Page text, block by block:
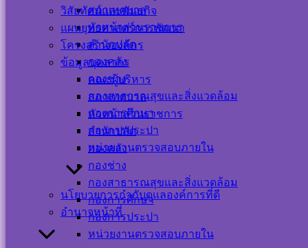
สภาเทศบาล
หัวหน้าส่วนราชการ
สำนักปลัด
กองคลัง
กองช่าง
กองสาธารณสุขและสิ่งแวดล้อม
กองการศึกษา
กองการประปา
หน่วยงานตรวจสอบภายใน
นโยบายการกำกับดูแลองค์การที่ดี
อำนาจหน้าที่
วิสัยทัศน์และพันธกิจ
แผนยุทธศาสตร์การพัฒนา
โครงสร้างองค์กร
ข้อมูลบุคลากร
คณะผู้บริหาร
สภาเทศบาล
หัวหน้าส่วนราชการ
สำนักปลัด
กองคลัง
กองช่าง
กองสาธารณสุขและสิ่งแวดล้อม
กองการศึกษา
กองการประปา
หน่วยงานตรวจสอบภายใน
ปากพะยูน
ข่าวกิจกรรม,ข่าวด่วน